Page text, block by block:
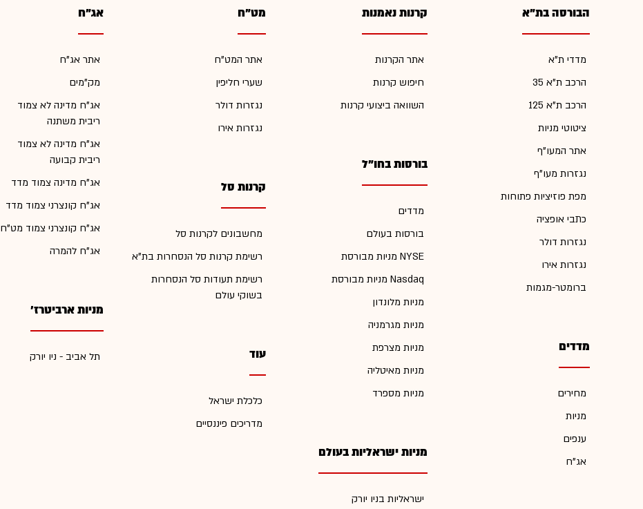
הבורסה בת"א
מדדי ת"א
הרכב ת"א 35
הרכב ת"א 125
ציטוטי מניות
אתר המעו"ף
נגזרות מעו"ף
מפת פוזיציות פתוחות
כתבי אופציה
נגזרות דולר
נגזרות אירו
ברומטר-מגמות
מדדים
מחירים
מניות
ענפים
אג"ח
קרנות נאמנות
אתר הקרנות
חיפוש קרנות
השוואה ביצועי קרנות
בורסות בחו"ל
מדדים
בורסות בעולם
מניות מבורסת NYSE
מניות מבורסת Nasdaq
מניות מלונדון
מניות מגרמניה
מניות מצרפת
מניות מאיטליה
מניות מספרד
מניות ישראליות בעולם
ישראליות בניו יורק
מט"ח
אתר המט"ח
שערי חליפין
נגזרות דולר
נגזרות אירו
קרנות סל
מחשבונים לקרנות סל
רשימת קרנות סל הנסחרות בת"א
רשימת תעודות סל הנסחרות
בשוקי עולם
עוד
כלכלת ישראל
מדריכים פיננסיים
אג"ח
אתר אג"ח
מק"מים
אג"ח מדינה לא צמוד
ריבית משתנה
אג"ח מדינה לא צמוד
ריבית קבועה
אג"ח מדינה צמוד מדד
אג"ח קונצרני צמוד מדד
אג"ח קונצרני צמוד מט"ח
אג"ח להמרה
מניות ארביטרז'
תל אביב - ניו יורק